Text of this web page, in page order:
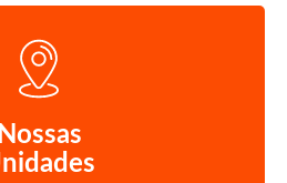
Nossas